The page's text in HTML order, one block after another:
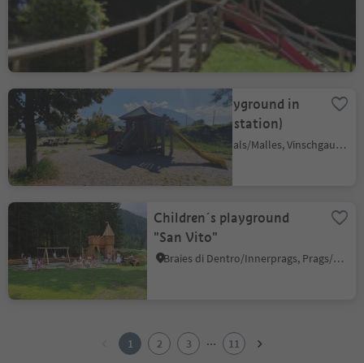
next to the kindergarten
Childrens playground in
Malles (train station)
Malles/Mals, Mals/Malles, Vinschgau/Val Venosta
Children´s playground
"San Vito"
Braies di Dentro/Innerprags, Prags/Braies, Dolomites Region 3 Zinnen
1 2 3 ...
11